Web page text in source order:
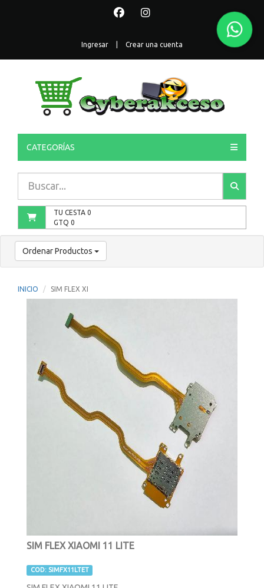
Ingresar Crear una cuenta
CATEGORÍAS
TU CESTA 0
GTQ 0
Ordenar Productos
INICIO SIM FLEX XI
SIM FLEX XIAOMI 11 LITE
COD: SIMFX11LTET